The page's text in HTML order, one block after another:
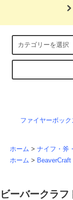
ファイヤーボック
ホーム > ナイフ・斧
ホーム > BeaverCraft
ビーバークラ